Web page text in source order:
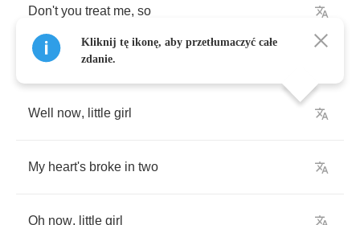
Don't you treat me, so
Well now, little girl
My heart's broke in two
Oh now, little girl
Kliknij tę ikonę, aby przetłumaczyć całe
zdanie.